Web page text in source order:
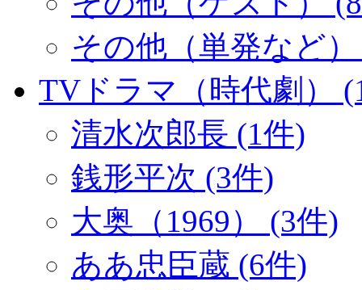
その他（単発など
TVドラマ（時代劇）
清水次郎長 (1件)
銭形平次 (3件)
大奥（1969） (3件)
ああ忠臣蔵 (6件)